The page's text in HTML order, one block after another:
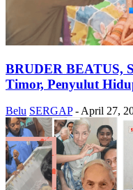
BRUDER BEATUS,
Timor, Penyulut
Belu SERGAP - April 27,